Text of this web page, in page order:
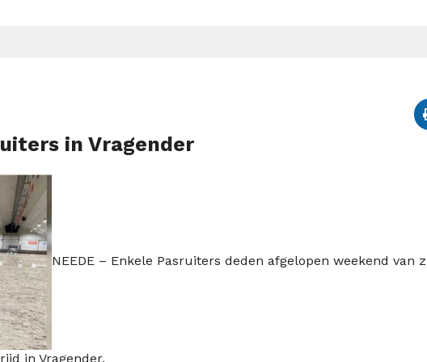
in Vragender
NEEDE – Enkele Pasruiters deden afgelopen weekend van
in Vragender.